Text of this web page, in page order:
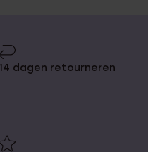
14 dagen retourneren